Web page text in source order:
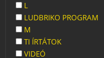
L
LUDBRIKO PROGRAM
M
TI ÍRTÁTOK
VIDEÓ